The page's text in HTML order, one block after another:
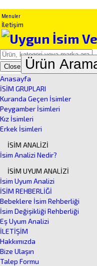
Menuler
İletişim
Close Ürün
Anasayfa
İSİM GRUPLARI
Kuranda Geçen İsimler
Peygamber İsimleri
Kız İsimleri
Erkek İsimleri
İSİM ANALİZİ
İsim Analizi Nedir?
İSİM UYUM ANALİZİ
İsim Uyum Analizi
İSİM REHBERLİĞİ
Bebeklere İsim Rehberliği
İsim Değişikliği Rehberliği
Eş Uyum Analizi
İLETİŞİM
Hakkımızda
Bize Ulaşın
Talep Formu